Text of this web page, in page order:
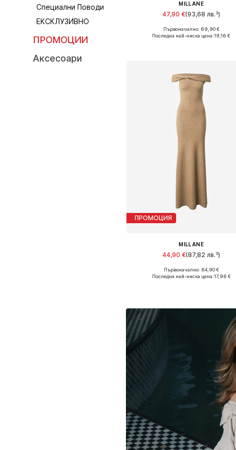
Специални Поводи
ЕКСКЛУЗИВНО
ПРОМОЦИИ
Аксесоари
MILLANE
47,90 €(93,68 лв.³)
Налични размери: XS, M, L, XL, XXL
Първоначално: 69,90 €
Последна най-ниска цена:19,16 €
ПРОМОЦИЯ
MILLANE
44,90 €(87,82 лв.³)
Налични размери: S, M, L, XL, XXL
Първоначално: 64,90 €
Последна най-ниска цена:17,96 €